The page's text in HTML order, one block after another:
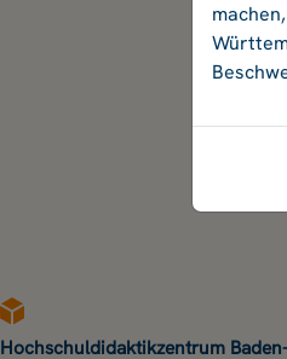
Hochschuldidaktikzentrum